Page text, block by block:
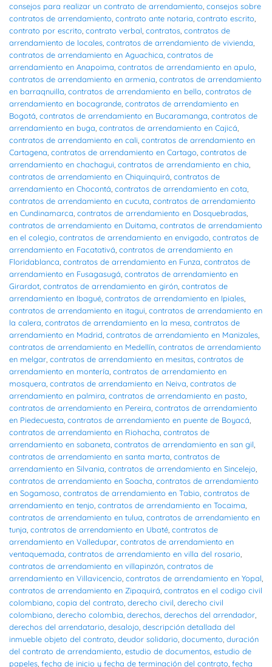
consejos para realizar un contrato de arrendamiento, consejos sobre
contratos de arrendamiento, contrato ante notaria, contrato escrito,
contrato por escrito, contrato verbal, contratos, contratos de
arrendamiento de locales, contratos de arrendamiento de vivienda,
contratos de arrendamiento en Aguachica, contratos de
arrendamiento en Anapoima, contratos de arrendamiento en apulo,
contratos de arrendamiento en armenia, contratos de arrendamiento
en barraqnuilla, contratos de arrendamiento en bello, contratos de
arrendamiento en bocagrande, contratos de arrendamiento en
Bogotá, contratos de arrendamiento en Bucaramanga, contratos de
arrendamiento en buga, contratos de arrendamiento en Cajicá,
contratos de arrendamiento en cali, contratos de arrendamiento en
Cartagena, contratos de arrendamiento en Cartago, contratos de
arrendamiento en chachagui, contratos de arrendamiento en chia,
contratos de arrendamiento en Chiquinquirá, contratos de
arrendamiento en Chocontá, contratos de arrendamiento en cota,
contratos de arrendamiento en cucuta, contratos de arrendamiento
en Cundinamarca, contratos de arrendamiento en Dosquebradas,
contratos de arrendamiento en Duitama, contratos de arrendamiento
en el colegio, contratos de arrendamiento en envigado, contratos de
arrendamiento en Facatativá, contratos de arrendamiento en
Floridablanca, contratos de arrendamiento en Funza, contratos de
arrendamiento en Fusagasugá, contratos de arrendamiento en
Girardot, contratos de arrendamiento en girón, contratos de
arrendamiento en Ibagué, contratos de arrendamiento en Ipiales,
contratos de arrendamiento en itagui, contratos de arrendamiento en
la calera, contratos de arrendamiento en la mesa, contratos de
arrendamiento en Madrid, contratos de arrendamiento en Manizales,
contratos de arrendamiento en Medellín, contratos de arrendamiento
en melgar, contratos de arrendamiento en mesitas, contratos de
arrendamiento en montería, contratos de arrendamiento en
mosquera, contratos de arrendamiento en Neiva, contratos de
arrendamiento en palmira, contratos de arrendamiento en pasto,
contratos de arrendamiento en Pereira, contratos de arrendamiento
en Piedecuesta, contratos de arrendamiento en puente de Boyacá,
contratos de arrendamiento en Riohacha, contratos de
arrendamiento en sabaneta, contratos de arrendamiento en san gil,
contratos de arrendamiento en santa marta, contratos de
arrendamiento en Silvania, contratos de arrendamiento en Sincelejo,
contratos de arrendamiento en Soacha, contratos de arrendamiento
en Sogamoso, contratos de arrendamiento en Tabio, contratos de
arrendamiento en tenjo, contratos de arrendamiento en Tocaima,
contratos de arrendamiento en tulua, contratos de arrendamiento en
tunja, contratos de arrendamiento en Ubaté, contratos de
arrendamiento en Valledupar, contratos de arrendamiento en
ventaquemada, contratos de arrendamiento en villa del rosario,
contratos de arrendamiento en villapinzón, contratos de
arrendamiento en Villavicencio, contratos de arrendamiento en Yopal,
contratos de arrendamiento en Zipaquirá, contratos en el codigo civil
colombiano, copia del contrato, derecho civil, derecho civil
colombiano, derecho colombia, derechos, derechos del arrendador,
derechos del arrendatario, desalojo, descripción detallada del
inmueble objeto del contrato, deudor solidario, documento, duración
del contrato de arrendamiento, estudio de documentos, estudio de
papeles, fecha de inicio y fecha de terminación del contrato, fecha